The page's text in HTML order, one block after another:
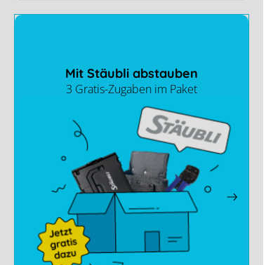
Mit Stäubli abstauben
3 Gratis-Zugaben im Paket